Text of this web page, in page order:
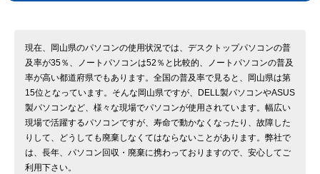
現在、岡山県のパソコンの使用状況では、デスクトップパソコンの普
及率が35％、ノートパソコンは52％と比較的、ノートパソコンの普及
率が高い都道府県でもあります。全国の普及率で見ると、岡山県は第
15位となっています。そんな岡山県ですが、DELL製パソコンやASUS
製パソコンなど、様々な現場でパソコンが使用されています。幅広い
現場で活躍するパソコンですが、寿命で動かなくなったり、故障した
りして、どうしても廃棄しなくてはならないことがあります。弊社で
は、長年、パソコン回収・廃棄に携わっておりますので、安心してご
利用下さい。